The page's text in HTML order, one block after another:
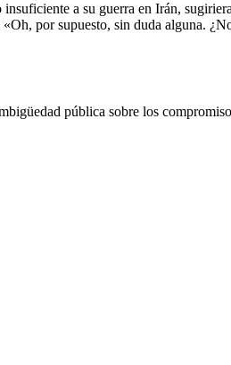
a su guerra en Irán,
por supuesto, sin duda alguna.
pública sobre los